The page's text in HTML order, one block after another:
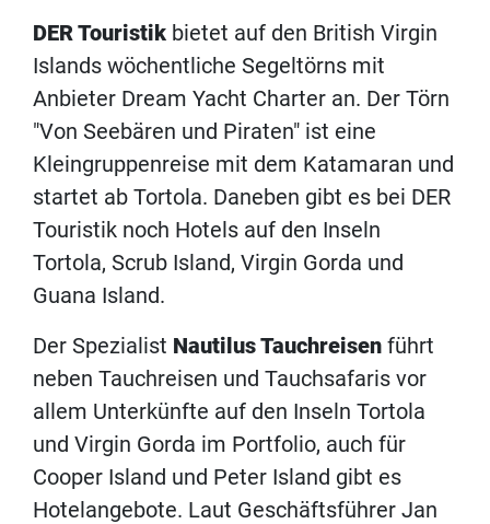
DER Touristik bietet auf den British Virgin
Islands wöchentliche Segeltörns mit
Anbieter Dream Yacht Charter an. Der Törn
"Von Seebären und Piraten" ist eine
Kleingruppenreise mit dem Katamaran und
startet ab Tortola. Daneben gibt es bei DER
Touristik noch Hotels auf den Inseln
Tortola, Scrub Island, Virgin Gorda und
Guana Island.
Der Spezialist Nautilus Tauchreisen führt
neben Tauchreisen und Tauchsafaris vor
allem Unterkünfte auf den Inseln Tortola
und Virgin Gorda im Portfolio, auch für
Cooper Island und Peter Island gibt es
Hotelangebote. Laut Geschäftsführer Jan